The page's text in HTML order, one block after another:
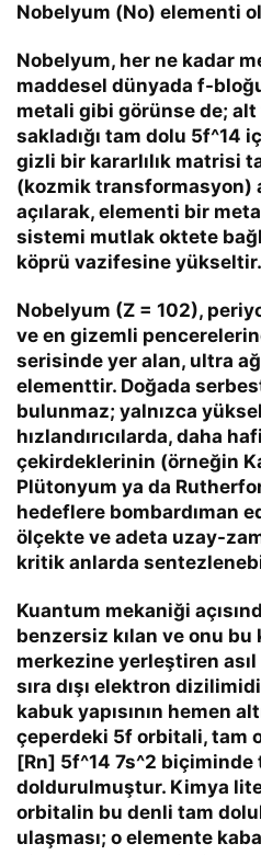
Nobelyum (No) elementi
Nobelyum, her ne kadar
maddesel dünyada f-
metali gibi görünse de;
sakladığı tam dolu 5f^14
gizli bir kararlılık matrisi
(kozmik transformasyon)
açılarak, elementi bir
sistemi mutlak oktete
köprü vazifesine yükseltir.
Nobelyum (Z = 102),
ve en gizemli
serisinde yer alan, ultra
elementtir. Doğada
bulunmaz; yalnızca
hızlandırıcılarda, daha
çekirdeklerinin (örneğin
Plütonyum ya da
hedeflere bombardıman
ölçekte ve adeta uzay-
kritik anlarda
Kuantum mekaniği
benzersiz kılan ve onu bu
merkezine yerleştiren
sıra dışı elektron
kabuk yapısının hemen
çeperdeki 5f orbitali, tam
[Rn] 5f^14 7s^2 biçiminde
doldurulmuştur. Kimya
orbitalin bu denli tam
ulaşması; o elemente